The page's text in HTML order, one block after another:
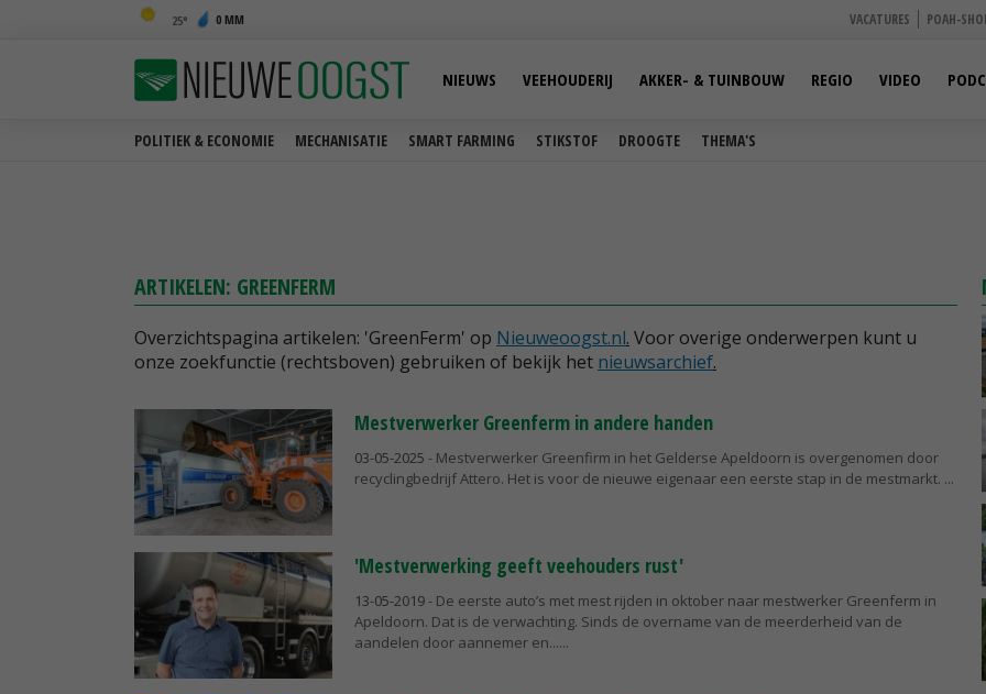
25 0 MM VACATURES POAH-
POLITIEK & ECONOMIE MECHANISATIE SMART FARMING STIKSTOF DROOGTE THEMA'S
NIEUWS VEEHOUDERIJ AKKER- & TUINBOUW REGIO VIDEO
ARTIKELEN: GREENFERM
Overzichtspagina artikelen: 'GreenFerm' op Nieuweoogst.nl. Voor overige onderwerpen kunt u
onze zoekfunctie (rechtsboven) gebruiken of bekijk het nieuwsarchief.
Mestverwerker Greenferm in andere handen
03-05-2025 - Mestverwerker Greenfirm in het Gelderse Apeldoorn is overgenomen door
recyclingbedrijf Attero. Het is voor de nieuwe eigenaar een eerste stap in de mestmarkt.
'Mestverwerking geeft veehouders rust'
13-05-2019- De eerste auto’s met mest rijden in oktober naar mestwerker Greenferm in
Apeldoorn. Dat is de verwachting. Sinds de overname van de meerderheid van de
aandelen door aannemer en...